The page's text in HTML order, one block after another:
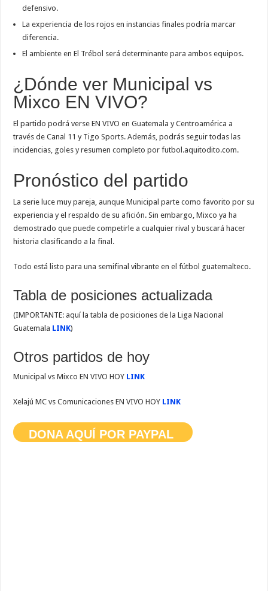
defensivo.
La experiencia de los rojos en instancias finales podría marcar
diferencia.
El ambiente en El Trébol será determinante para ambos equipos.
¿Dónde ver Municipal vs
Mixco EN VIVO?
El partido podrá verse EN VIVO en Guatemala y Centroamérica a
través de Canal 11 y Tigo Sports. Además, podrás seguir todas las
incidencias, goles y resumen completo por futbol.aquitodito.com.
Pronóstico del partido
La serie luce muy pareja, aunque Municipal parte como favorito por su
experiencia y el respaldo de su afición. Sin embargo, Mixco ya ha
demostrado que puede competirle a cualquier rival y buscará hacer
historia clasificando a la final.
Todo está listo para una semifinal vibrante en el fútbol guatemalteco.
Tabla de posiciones actualizada
(IMPORTANTE: aquí la tabla de posiciones de la Liga Nacional
Guatemala LINK)
Otros partidos de hoy
Municipal vs Mixco EN VIVO HOY LINK
Xelajú MC vs Comunicaciones EN VIVO HOY LINK
DONA AQUÍ POR PAYPAL